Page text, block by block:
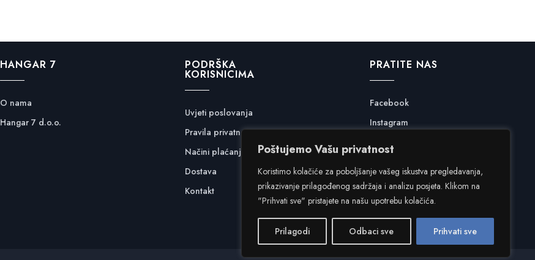
Poštujemo Vašu privatnost
Koristimo kolačiće za poboljšanje vašeg iskustva pregledavanja,
prikazivanje prilagođenog sadržaja i analizu posjeta. Klikom na
"Prihvati sve" pristajete na našu upotrebu kolačića.
Prilagodi Odbaci sve Prihvati sve
HANGAR 7
O nama
Hangar 7 d.o.o.
PODRŠKA
KORISNICIMA
Uvjeti poslovanja
Pravila privatnosti
Načini plaćanja
Dostava
Kontakt
PRATITE NAS
Facebook
Instagram